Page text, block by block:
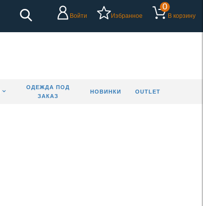
Войти Избранное
0
В корзину
ОДЕЖДА ПОД
ЗАКАЗ
НОВИНКИ OUTLET